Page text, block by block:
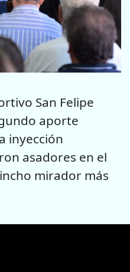
San Felipe
aporte
inyección
asadores en el
mirador más